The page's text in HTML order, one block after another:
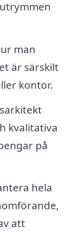
man
är särskilt
kontor.
kvalitativa
på
hela
att